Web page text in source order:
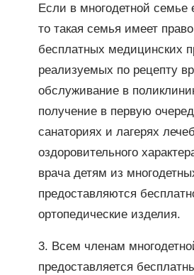
Если в многодетной семье
то такая семья имеет
бесплатных медицинских
реализуемых по рецепту
обслуживание в
получение в первую
санаториях и лагерях
оздоровительного
врача детям из
предоставляются
ортопедические изделия.
3. Всем членам
предоставляется